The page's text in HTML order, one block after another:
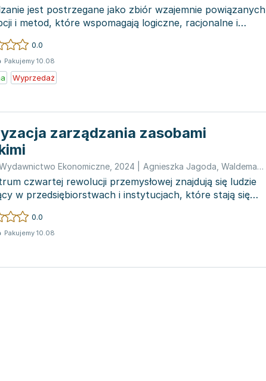
jest postrzegane jako zbiór wzajemnie powiązanych
i metod, które wspomagają logiczne, racjonalne i
p...
0.0
Pakujemy 10.08
Wyprzedaż
zarządzania zasobami
Ekonomiczne 2024 Agnieszka Jagoda Waldemar J
czwartej rewolucji przemysłowej znajdują się ludzie
w przedsiębiorstwach i instytucjach, które stają się
0.0
Pakujemy 10.08